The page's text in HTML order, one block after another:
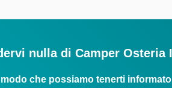
nulla di Camper Osteria
che possiamo tenerti